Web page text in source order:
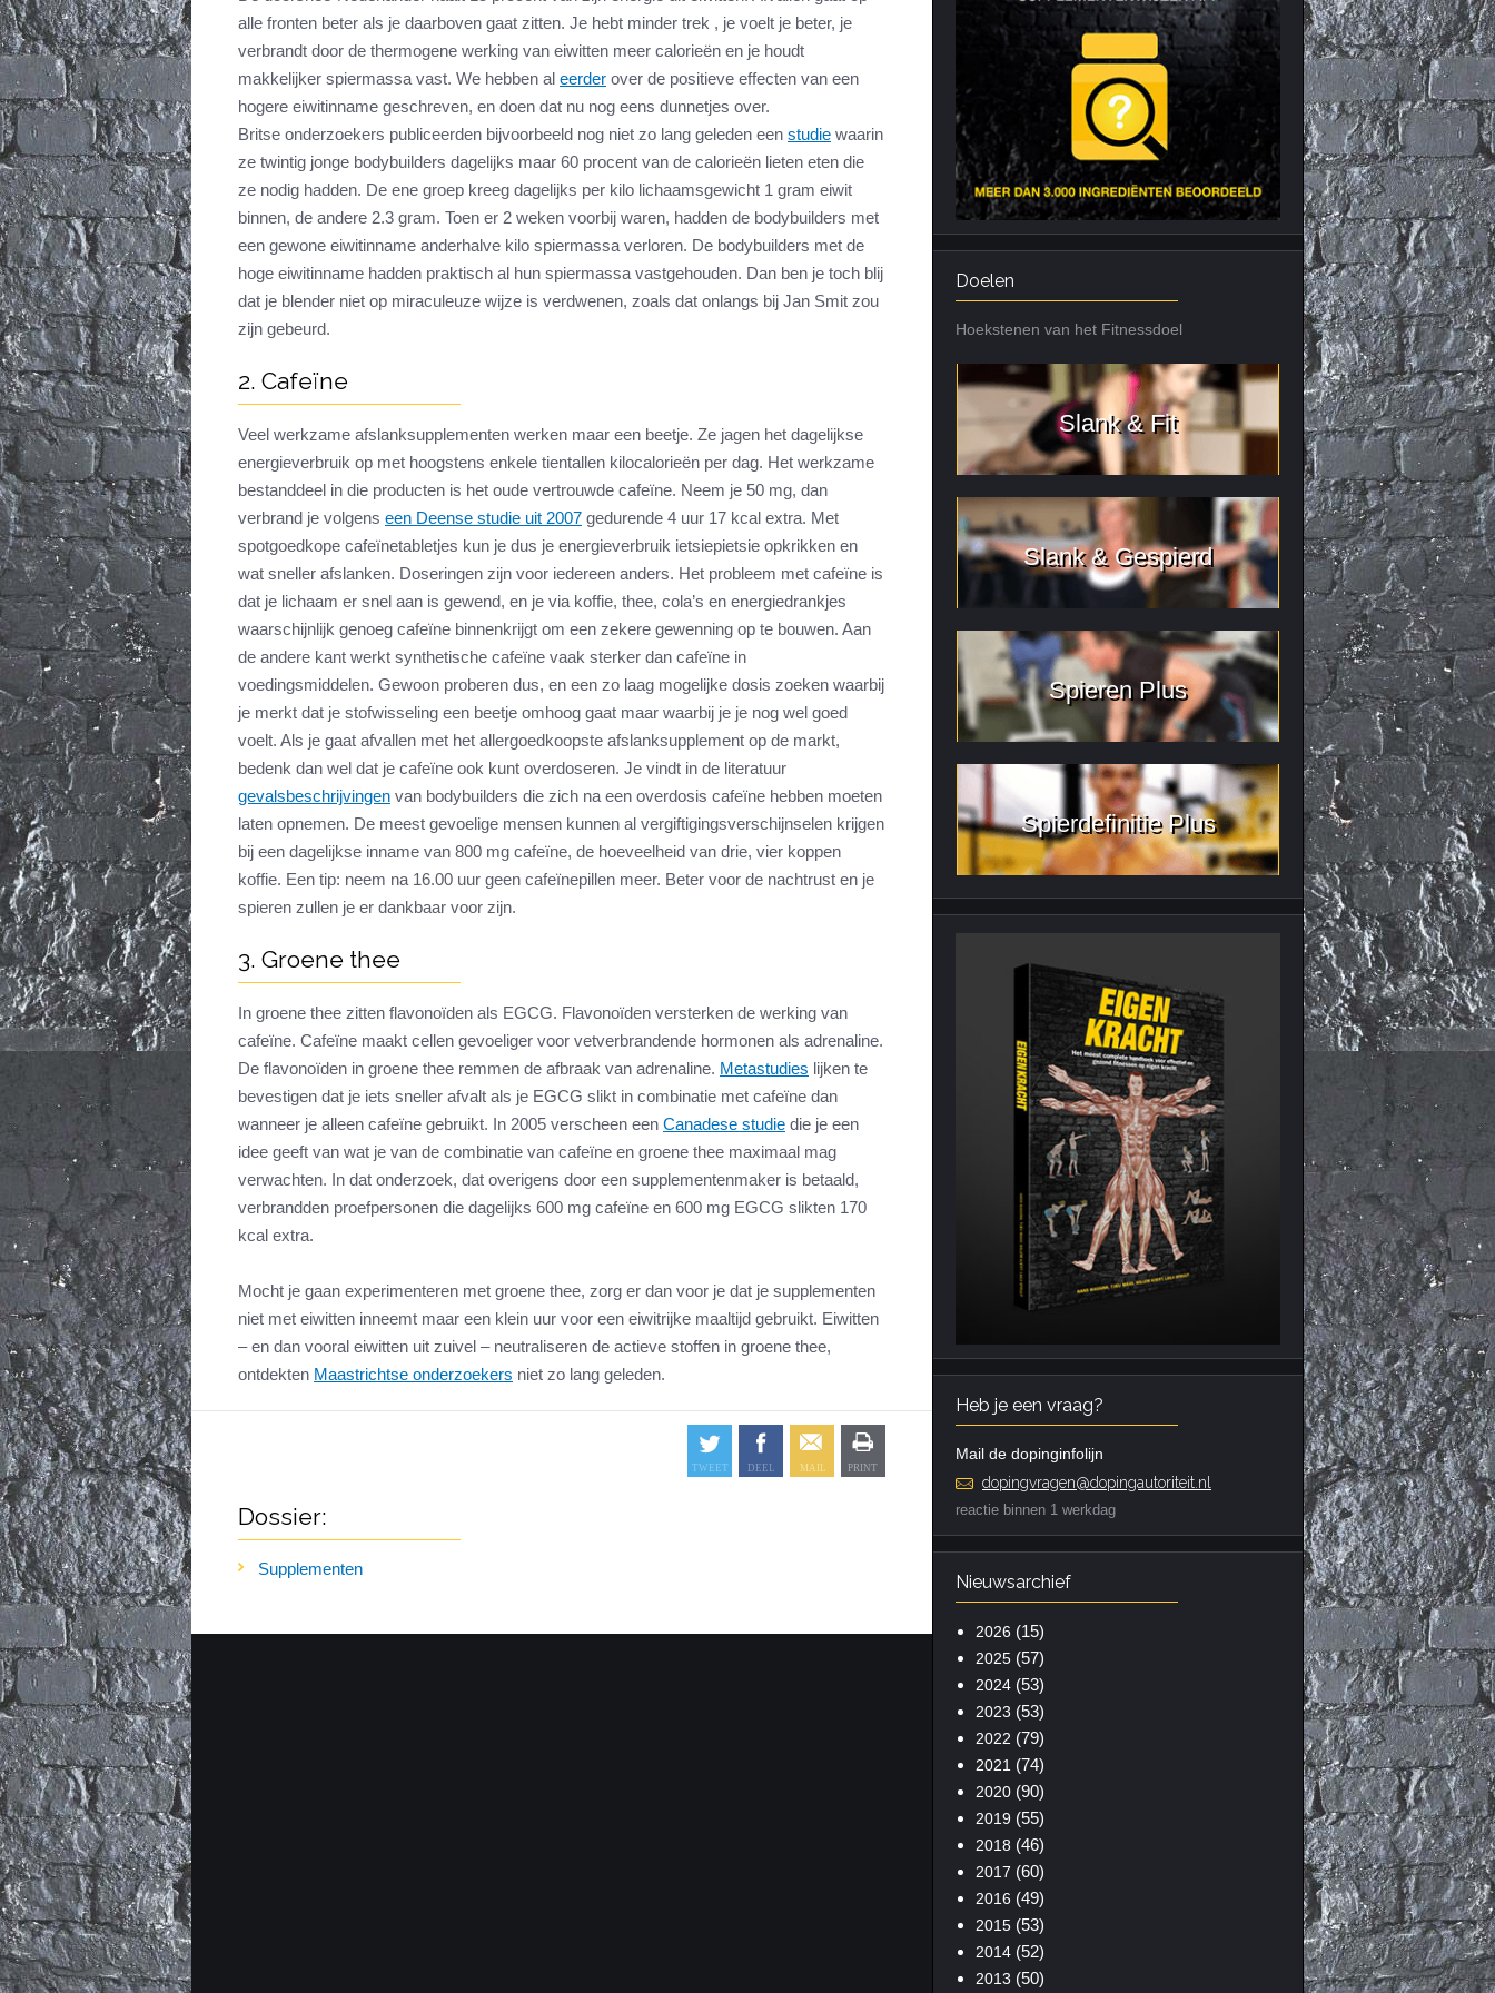
Cardiotraining
Combi van cardio en kracht
Trainingsfouten top 10
Veel gestelde vragen
Nutriënt Timing
Veel gestelde vragen
Citrus Aurantium
Tribulus Terrestris
Vitaminen en
mineralen
Weight Gainers
Nieuws archief
alle fronten beter als je daarboven gaat zitten. Je hebt minder trek , je voelt je beter, je
verbrandt door de thermogene werking van eiwitten meer calorieën en je houdt
makkelijker spiermassa vast. We hebben al eerder over de positieve effecten van een
hogere eiwitinname geschreven, en doen dat nu nog eens dunnetjes over.
Britse onderzoekers publiceerden bijvoorbeeld nog niet zo lang geleden een studie waarin
ze twintig jonge bodybuilders dagelijks maar 60 procent van de calorieën lieten eten die
ze nodig hadden. De ene groep kreeg dagelijks per kilo lichaamsgewicht 1 gram eiwit
binnen, de andere 2.3 gram. Toen er 2 weken voorbij waren, hadden de bodybuilders met
een gewone eiwitinname anderhalve kilo spiermassa verloren. De bodybuilders met de
hoge eiwitinname hadden praktisch al hun spiermassa vastgehouden. Dan ben je toch blij
dat je blender niet op miraculeuze wijze is verdwenen, zoals dat onlangs bij Jan Smit zou
zijn gebeurd.
2. Cafeïne
Veel werkzame afslanksupplementen werken maar een beetje. Ze jagen het dagelijkse
energieverbruik op met hoogstens enkele tientallen kilocalorieën per dag. Het werkzame
bestanddeel in die producten is het oude vertrouwde cafeïne. Neem je 50 mg, dan
verbrand je volgens een Deense studie uit 2007 gedurende 4 uur 17 kcal extra. Met
spotgoedkope cafeïnetabletjes kun je dus je energieverbruik ietsiepietsie opkrikken en
wat sneller afslanken. Doseringen zijn voor iedereen anders. Het probleem met cafeïne is
dat je lichaam er snel aan is gewend, en je via koffie, thee, cola’s en energiedrankjes
waarschijnlijk genoeg cafeïne binnenkrijgt om een zekere gewenning op te bouwen. Aan
de andere kant werkt synthetische cafeïne vaak sterker dan cafeïne in
voedingsmiddelen. Gewoon proberen dus, en een zo laag mogelijke dosis zoeken waarbij
je merkt dat je stofwisseling een beetje omhoog gaat maar waarbij je je nog wel goed
voelt. Als je gaat afvallen met het allergoedkoopste afslanksupplement op de markt,
bedenk dan wel dat je cafeïne ook kunt overdoseren. Je vindt in de literatuur
gevalsbeschrijvingen van bodybuilders die zich na een overdosis cafeïne hebben moeten
laten opnemen. De meest gevoelige mensen kunnen al vergiftigingsverschijnselen krijgen
bij een dagelijkse inname van 800 mg cafeïne, de hoeveelheid van drie, vier koppen
koffie. Een tip: neem na 16.00 uur geen cafeïnepillen meer. Beter voor de nachtrust en je
spieren zullen je er dankbaar voor zijn.
3. Groene thee
In groene thee zitten flavonoïden als EGCG. Flavonoïden versterken de werking van
cafeïne. Cafeïne maakt cellen gevoeliger voor vetverbrandende hormonen als adrenaline.
De flavonoïden in groene thee remmen de afbraak van adrenaline. Metastudies lijken te
bevestigen dat je iets sneller afvalt als je EGCG slikt in combinatie met cafeïne dan
wanneer je alleen cafeïne gebruikt. In 2005 verscheen een Canadese studie die je een
idee geeft van wat je van de combinatie van cafeïne en groene thee maximaal mag
verwachten. In dat onderzoek, dat overigens door een supplementenmaker is betaald,
verbrandden proefpersonen die dagelijks 600 mg cafeïne en 600 mg EGCG slikten 170
kcal extra.
Mocht je gaan experimenteren met groene thee, zorg er dan voor je dat je supplementen
niet met eiwitten inneemt maar een klein uur voor een eiwitrijke maaltijd gebruikt. Eiwitten
– en dan vooral eiwitten uit zuivel – neutraliseren de actieve stoffen in groene thee,
ontdekten Maastrichtse onderzoekers niet zo lang geleden.
Dossier:
Supplementen
Doelen
Hoekstenen van het Fitnessdoel
Slank & Fit
Slank & Gespierd
Spieren Plus
Spierdefinitie Plus
Heb je een vraag?
Mail de dopinginfolijn
dopingvragen@dopingautoriteit.nl
reactie binnen 1 werkdag
Nieuwsarchief
2026 (15)
2025(57)
2024(53)
2023 (53)
2022 (79)
2021 (74)
2020(90)
2019 (55)
2018 (46)
2017 (60)
2016 (49)
2015(53)
2014(52)
2013 (50)